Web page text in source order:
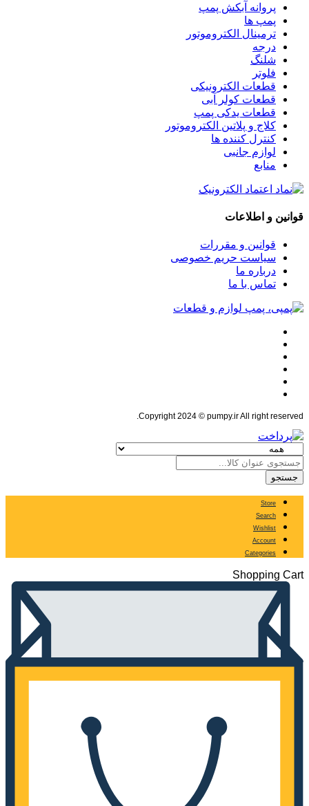
پروانه آبکش پمپ
پمپ ها
ترمینال الکتروموتور
درجه
شلنگ
فلوتر
قطعات الکترونیکی
قطعات کولر آبی
قطعات یدکی پمپ
کلاج و پلاتین الکتروموتور
کنترل کننده ها
لوازم جانبی
منابع
قوانین و اطلاعات
قوانین و مقررات
سیاست حریم خصوصی
درباره ما
تماس با ما
Copyright 2024 © pumpy.ir All right reserved.
جستجو
Store
Search
Wishlist
Account
Categories
Shopping Cart